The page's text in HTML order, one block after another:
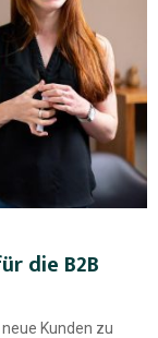
die B2B
Kunden zu